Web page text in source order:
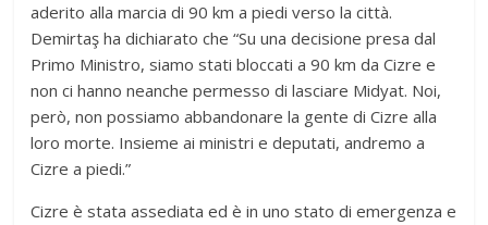
aderito alla marcia di 90 km a piedi verso la città.
Demirtaş ha dichiarato che “Su una decisione presa dal
Primo Ministro, siamo stati bloccati a 90 km da Cizre e
non ci hanno neanche permesso di lasciare Midyat. Noi,
però, non possiamo abbandonare la gente di Cizre alla
loro morte. Insieme ai ministri e deputati, andremo a
Cizre a piedi.”
Cizre è stata assediata ed è in uno stato di emergenza e